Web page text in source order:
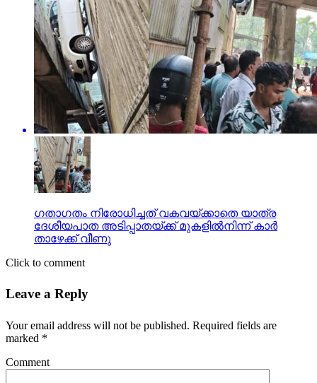
ഗതാഗതം നിരോധിച്ചത് വകവയ്ക്കാതെ യാത്ര
ദേശീയപാത അടിപ്പാതയ്ക്ക് മുകളില്‍നിന്ന് കാര്‍
താഴേക്ക് വീണു
Click to comment
Leave a Reply
Your email address will not be published. Required fields are
marked *
Comment